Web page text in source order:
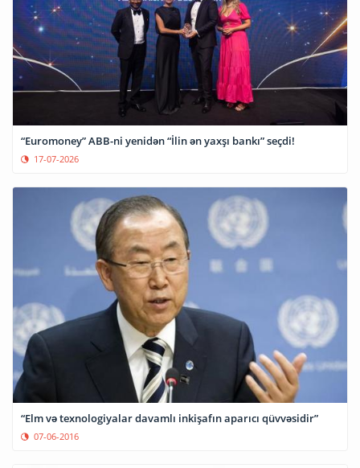
“Euromoney” ABB-ni yenidən “İlin ən yaxşı bankı” seçdi!
17-07-2026
“Elm və texnologiyalar davamlı inkişafın aparıcı qüvvəsidir”
07-06-2016